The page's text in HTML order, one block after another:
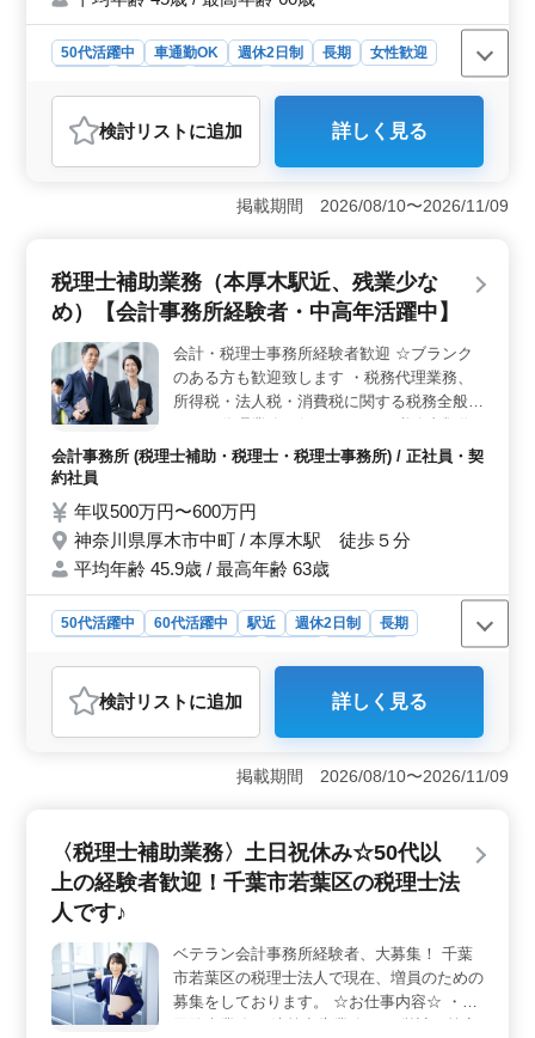
50代活躍中 車通勤OK 週休2日制 長期
女性歓迎
おすすめポイント
＜経験者歓迎&amp;働きやすさ重視＞ 浜松市の税理士
事務所で税理士補助業務のポジション募集中です。経験
OK。週休2日制でワークライフバランスを大切にしてい
年層が活躍。法人・個人のサポートから経営アドバイス
まで幅広い業務。浜松市で経験を活かして新たなチャレ
ンジをしませんか。 ＜魅力的な職場環境＞ 中高年
が活躍するアットホームなオフィスです。平均年齢45
歳、最高年齢60歳です。男女比率は男性6：女性4。採用
人数1〜2人で個別サポートします。新しいキャリアのス
タートに最適です。
検討リスト に追加 詳しく見る
掲載期間 2026/08/10〜2026/11/09
税理士補助業務（本厚木駅近、残業少な
め）【会計事務所経験者・中高年活躍中】
会計・税理士事務所経験者歓迎 ☆ブランク
のある方も歓迎致します ・税務代理業務、
所得税・法人税・消費税に関する税務全般に
ついて代理業務を行います。 ・税務書類作
成、届出書・申告書等、官公庁に提出する書
・給与計算、社会保険手続き業務 ・記帳入
力業務 ♢駅近 ♢土日祝日休み,GW,夏季休
暇,年末年始
会計事務所 (税理士補助・税理士・税理士事務所) / 正社員・契
約社員
年収500万円〜600万円
神奈川県厚木市中町 / 本厚木駅 徒歩５分
平均年齢 45.9歳 / 最高年齢 63歳
50代活躍中 60代活躍中 駅近 週休2日制
長期
おすすめポイント
＜働きやすさ＞ 駅近で通勤便利に便利な職場です。ま
た、土日祝休みや長期休暇もあり、ワークライフバラン
スを重視できます。 ＜経験者優遇＞ 会計・税理士
容＞ 税務代理業務や申告書の作成・提出、給与計算や
社会保険手続きなど幅広い業務を通じてスキルを磨けま
す。
検討リスト に追加 詳しく見る
掲載期間 2026/08/10〜2026/11/09
〈税理士補助業務〉土日祝休み☆50代以
上の経験者歓迎！千葉市若葉区の税理士法
人です♪
ベテラン会計事務所経験者、大募集！ 千葉
市若葉区の税理士法人で現在、増員のための
募集をしております。 ☆お仕事内容☆ ・巡